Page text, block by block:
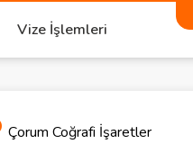
Vize İşlemleri
Çorum Coğrafi İşaretler